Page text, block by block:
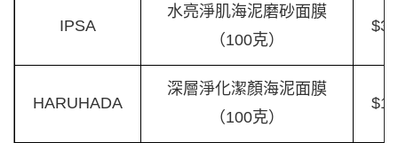
IPSA
水亮淨肌海泥磨砂面膜
（100克）
HARUHADA
深層淨化潔顏海泥面膜
（100克）